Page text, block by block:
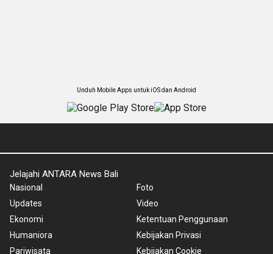
Unduh Mobile Apps untuk iOS dan Android
Jelajahi ANTARA News Bali
Nasional
Updates
Ekonomi
Humaniora
Pariwisata
Foto
Video
Ketentuan Penggunaan
Kebijakan Privasi
Kebijakan Cookie